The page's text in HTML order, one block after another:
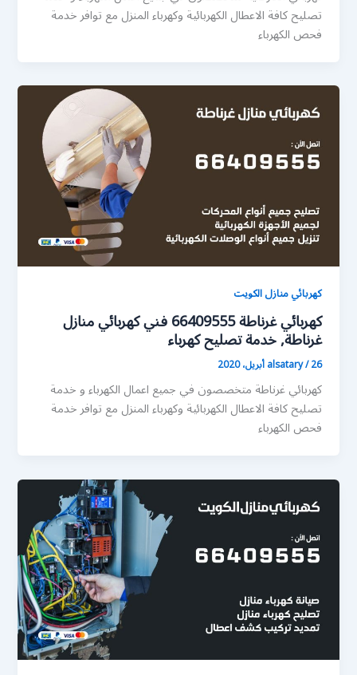
تصليح كافة الاعطال الكهربائية وكهرباء المنزل مع توافر خدمة
فحص الكهرباء
كهربائي منازل الكويت
كهربائي غرناطة 66409555 فني كهربائي منازل
غرناطة, خدمة تصليح كهرباء
alsatary/26 أبريل، 2020
كهربائي غرناطة متخصصون في جميع اعمال الكهرباء و خدمة
تصليح كافة الاعطال الكهربائية وكهرباء المنزل مع توافر خدمة
فحص الكهرباء